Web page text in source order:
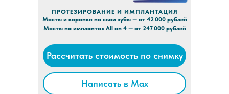
Рассчитать стоимость по снимку
Написать в Max
Мосты и коронки на свои зубы — от 42 000 рублей
Мосты на имплантах All on 4 — от 247 000 рублей
ПРОТЕЗИРОВАНИЕ И ИМПЛАНТАЦИЯ